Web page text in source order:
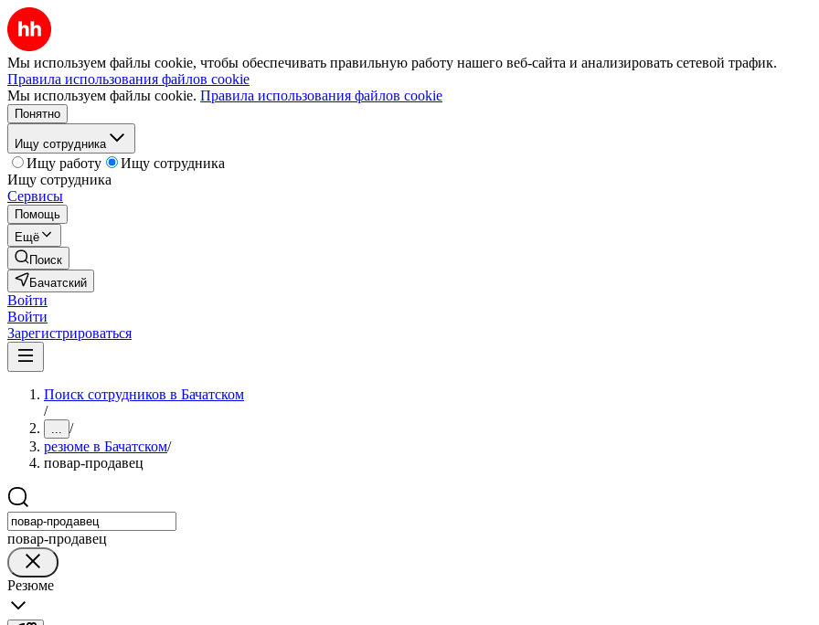
Мы используем файлы cookie, чтобы обеспечивать правильную работу нашего веб-сайта и анализировать сетевой трафик.
Правила использования файлов cookie
Мы используем файлы cookie. Правила использования файлов cookie
Понятно
Ищу сотрудника
Ищу работу
Ищу сотрудника
Ищу сотрудника
Сервисы
Помощь
Ещё
Поиск
Бачатский
Войти
Войти
Зарегистрироваться
Поиск сотрудников в Бачатском
/
... /
резюме в Бачатском/
повар-продавец
повар-продавец
Резюме